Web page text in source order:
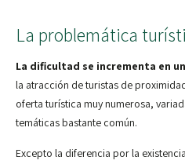
La problemática
La dificultad se incrementa en
la atracción de turistas de
oferta turística muy numerosa,
temáticas bastante común.
Excepto la diferencia por la